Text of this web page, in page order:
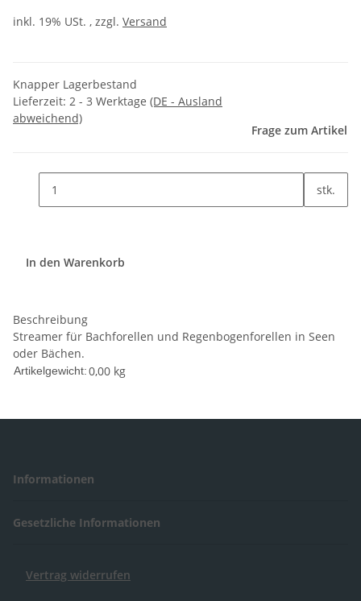
inkl. 19% USt. , zzgl. Versand
Knapper Lagerbestand
Lieferzeit: 2 - 3 Werktage (DE - Ausland
abweichend)
Frage zum Artikel
stk.
In den Warenkorb
Beschreibung
Streamer für Bachforellen und Regenbogenforellen in Seen
oder Bächen.
Artikelgewicht:0,00 kg
Informationen
Gesetzliche Informationen
Vertrag widerrufen